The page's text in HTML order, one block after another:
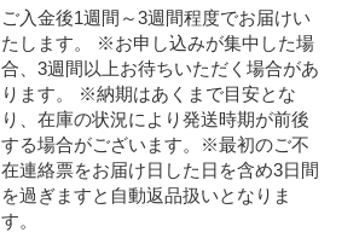
ご入金後1週間～3週間程度でお届けい
たします。 ※お申し込みが集中した場
合、3週間以上お待ちいただく場合があ
ります。 ※納期はあくまで目安とな
り、在庫の状況により発送時期が前後
する場合がございます。※最初のご不
在連絡票をお届け日した日を含め3日間
を過ぎますと自動返品扱いとなりま
す。